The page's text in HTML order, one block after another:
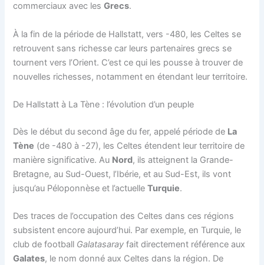
commerciaux avec lesGrecs.
À la fin de la période de Hallstatt, vers -480, les Celtes se
retrouvent sans richesse car leurs partenaires grecs se
tournent vers l’Orient. C’est ce qui les pousse à trouver de
nouvelles richesses, notamment en étendant leur territoire.
De Hallstatt à La Tène : l’évolution d’un peuple
Dès le début du second âge du fer, appelé période de La
Tène (de -480 à -27), les Celtes étendent leur territoire de
manière significative. Au Nord, ils atteignent la Grande-
Bretagne, au Sud-Ouest, l’Ibérie, et au Sud-Est, ils vont
jusqu’au Péloponnèse et l’actuelleTurquie.
Des traces de l’occupation des Celtes dans ces régions
subsistent encore aujourd’hui. Par exemple, en Turquie, le
club de football Galatasaray fait directement référence aux
Galates, le nom donné aux Celtes dans la région. De